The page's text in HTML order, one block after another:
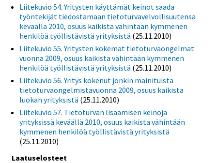
Liitekuvio 54. Yritysten käyttämät keinot saada
työntekijät tiedostamaan tietoturvavelvollisuutensa
keväällä 2010, osuus kaikista vähintään kymmenen
henkilöä työllistävistä yrityksistä (25.11.2010)
Liitekuvio 55. Yritysten kokemat tietoturvaongelmat
vuonna 2009, osuus kaikista vähintään kymmenen
henkilöä työllistävistä yrityksistä (25.11.2010)
Liitekuvio 56. Yritys kokenut jonkin mainituista
tietoturvaongelmistavuonna 2009, osuus kaikista
luokan yrityksistä (25.11.2010)
Liitekuvio 57. Tietoturvan lisäämisen keinoja
yrityksissä keväällä 2010, osuus kaikista vähintään
kymmenen henkilöä työllistävistä yrityksistä
(25.11.2010)
Laatuselosteet